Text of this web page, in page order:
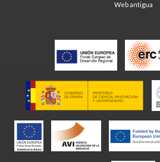
Web antigua